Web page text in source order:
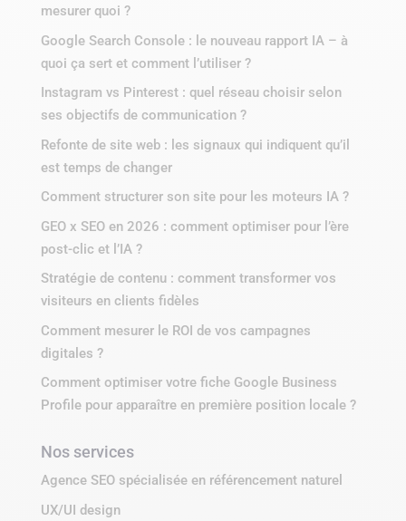
mesurer quoi ?
Google Search Console : le nouveau rapport IA – à
quoi ça sert et comment l’utiliser ?
Instagram vs Pinterest : quel réseau choisir selon
ses objectifs de communication ?
Refonte de site web : les signaux qui indiquent qu’il
est temps de changer
Comment structurer son site pour les moteurs IA ?
GEO x SEO en 2026 : comment optimiser pour l’ère
post-clic et l’IA ?
Stratégie de contenu : comment transformer vos
visiteurs en clients fidèles
Comment mesurer le ROI de vos campagnes
digitales ?
Comment optimiser votre fiche Google Business
Profile pour apparaître en première position locale ?
Nos services
Agence SEO spécialisée en référencement naturel
UX/UI design